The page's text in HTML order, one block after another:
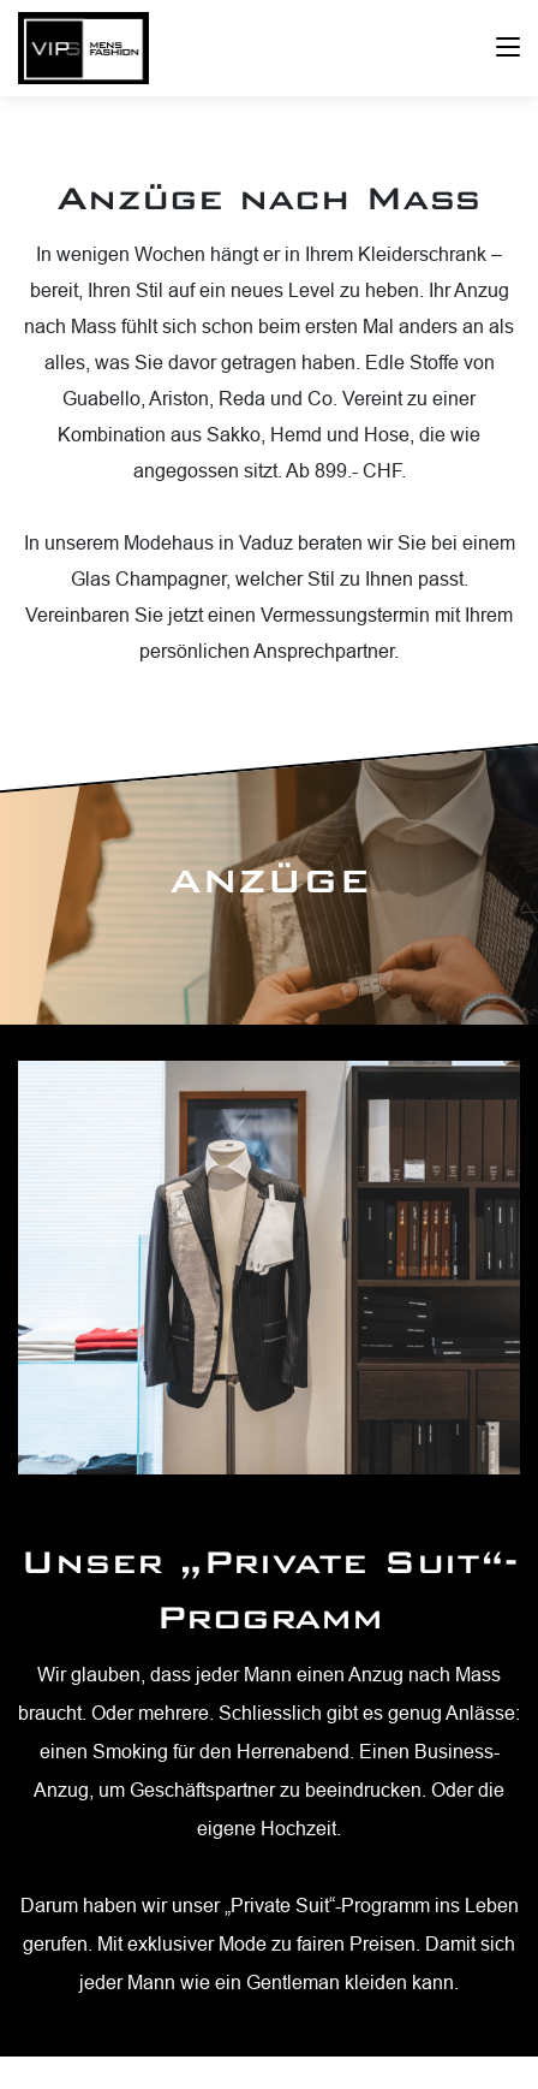
Anzüge nach Mass
In wenigen Wochen hängt er in Ihrem Kleiderschrank –
bereit, Ihren Stil auf ein neues Level zu heben. Ihr Anzug
nach Mass fühlt sich schon beim ersten Mal anders an als
alles, was Sie davor getragen haben. Edle Stoffe von
Guabello, Ariston, Reda und Co. Vereint zu einer
Kombination aus Sakko, Hemd und Hose, die wie
angegossen sitzt. Ab 899.- CHF.
In unserem Modehaus in Vaduz beraten wir Sie bei einem
Glas Champagner, welcher Stil zu Ihnen passt.
Vereinbaren Sie jetzt einen Vermessungstermin mit Ihrem
persönlichen Ansprechpartner.
ANZÜGE
Unser „Private Suit“-
Programm
Wir glauben, dass jeder Mann einen Anzug nach Mass
braucht. Oder mehrere. Schliesslich gibt es genug Anlässe:
einen Smoking für den Herrenabend. Einen Business-
Anzug, um Geschäftspartner zu beeindrucken. Oder die
eigene Hochzeit.
Darum haben wir unser „Private Suit“-Programm ins Leben
gerufen. Mit exklusiver Mode zu fairen Preisen. Damit sich
jeder Mann wie ein Gentleman kleiden kann.